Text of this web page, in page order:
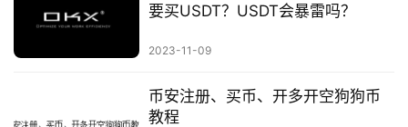
要买USDT？USDT会暴雷吗？
2023-11-09
币安注册、买币、开多开空狗狗币
教程